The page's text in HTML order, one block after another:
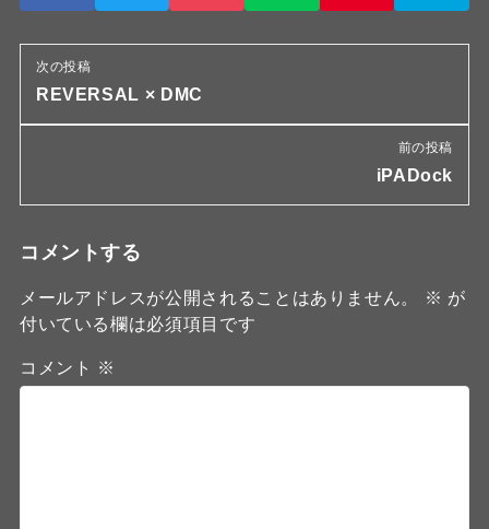
次の投稿
REVERSAL × DMC
前の投稿
iPADock
コメントする
メールアドレスが公開されることはありません。 ※ が
付いている欄は必須項目です
コメント ※